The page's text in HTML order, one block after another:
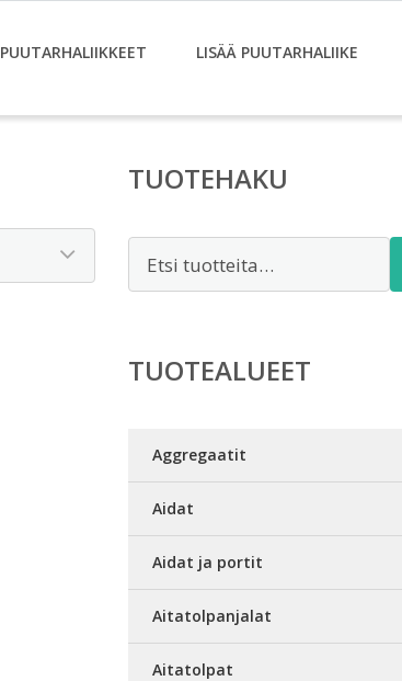
PUUTARHALIIKKEET LISÄÄ PUUTARHALIIKE
TUOTEHAKU
TUOTEALUEET
Aggregaatit
Aidat
Aidat ja portit
Aitatolpanjalat
Aitatolpat